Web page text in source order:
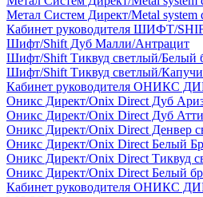
Метал Систем Директ/Metal system
Кабинет руководителя ШИФТ/
Шифт/Shift Дуб Малли/Антрацит
Шифт/Shift Тиквуд светлый/Белый
Шифт/Shift Тиквуд светлый/
Кабинет руководителя ОНИКС
Оникс Директ/Onix Direct Дуб
Оникс Директ/Onix Direct Дуб
Оникс Директ/Onix Direct Денвер
Оникс Директ/Onix Direct Белый
Оникс Директ/Onix Direct Тиквуд
Оникс Директ/Onix Direct Белый
Кабинет руководителя ОНИКС